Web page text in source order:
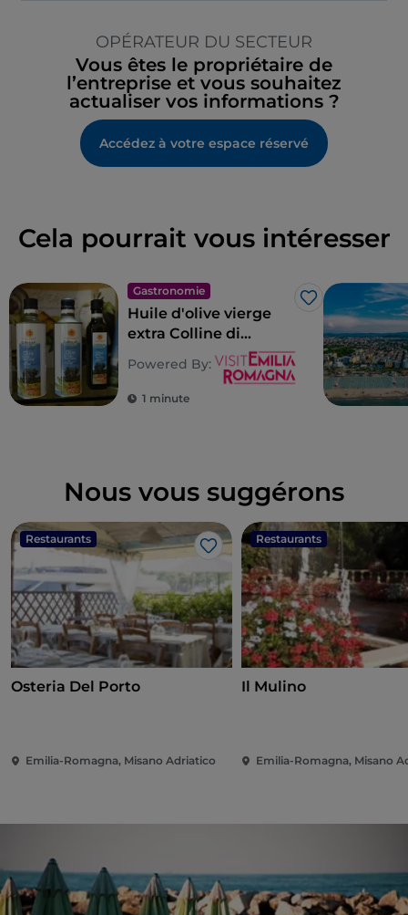
OPÉRATEUR DU SECTEUR
Vous êtes le propriétaire de
l’entreprise et vous souhaitez
actualiser vos informations ?
Accédez à votre espace réservé
Cela pourrait vous intéresser
Gastronomie
J’aime
Huile d'olive vierge
extra Colline di
Romagna AOP
Powered By:
1 minute
Nous vous suggérons
Restaurants
J’aime
Osteria Del Porto
Emilia-Romagna, Misano Adriatico
Restaurants
Il Mulino
Emilia-Romagna, Misano